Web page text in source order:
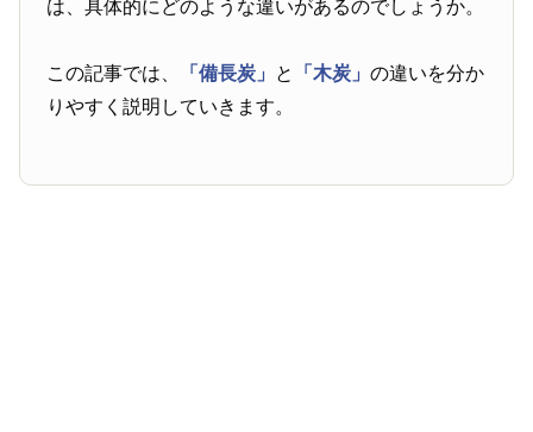
は、具体的にどのような違いがあるのでしょうか。
この記事では、 「備長炭」 と 「木炭」の違いを分か
りやすく説明していきます。